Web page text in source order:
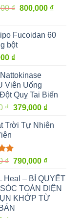
₫ Giá
1,000,000 ₫.
800,000 ₫Giá
là:
Fucoidan 60
bột
₫
Viên Uống
Quỵ Tai Biến
₫ Giá
là:
379,000 ₫Giá
tại
Trời Tự Nhiên
₫ Giá
là:
890,000 ₫.
790,000 ₫Giá
tại
là:
790,000 ₫.
Heal – BÍ QUYẾT
TOÀN DIỆN
KHỚP TỪ